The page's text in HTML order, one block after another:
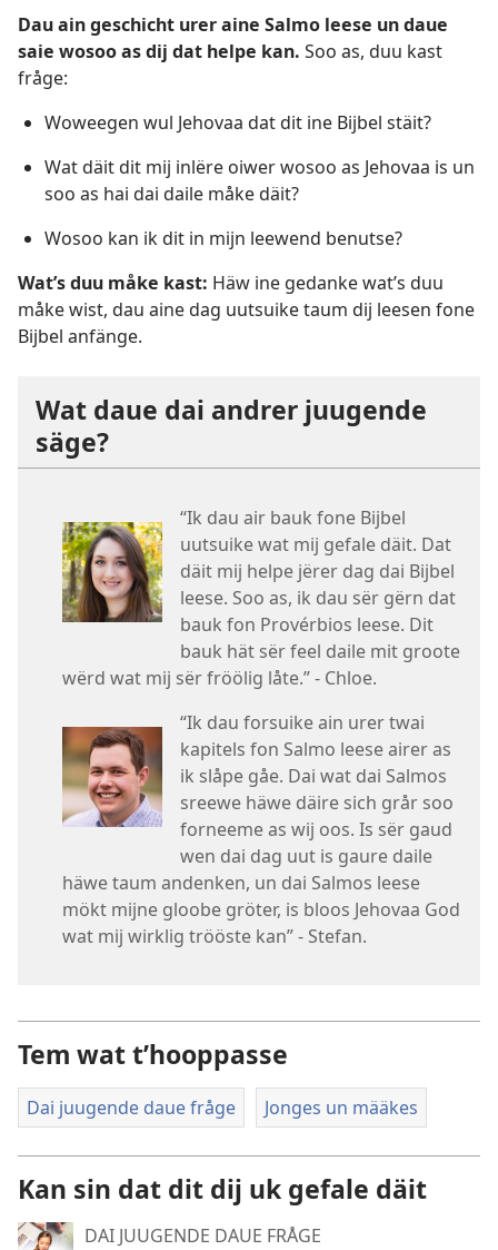
Dau ain geschicht urer aine Salmo leese un daue
saie wosoo as dij dat helpe kan. Soo as, duu kast
fråge:
Woweegen wul Jehovaa dat dit ine Bijbel stäit?
Wat däit dit mij inlëre oiwer wosoo as Jehovaa is un
soo as hai dai daile måke däit?
Wosoo kan ik dit in mijn leewend benutse?
Wat’s duu måke kast: Häw ine gedanke wat’s duu
måke wist, dau aine dag uutsuike taum dij leesen fone
Bijbel anfänge.
Wat daue dai andrer juugende
säge?
“Ik dau air bauk fone Bijbel
uutsuike wat mij gefale däit. Dat
däit mij helpe jërer dag dai Bijbel
leese. Soo as, ik dau sër gërn dat
bauk fon Provérbios leese. Dit
bauk hät sër feel daile mit groote
wërd wat mij sër fröölig låte.” - Chloe.
“Ik dau forsuike ain urer twai
kapitels fon Salmo leese airer as
ik slåpe gåe. Dai wat dai Salmos
sreewe häwe däire sich grår soo
forneeme as wij oos. Is sër gaud
wen dai dag uut is gaure daile
häwe taum andenken, un dai Salmos leese
mökt mijne gloobe gröter, is bloos Jehovaa God
wat mij wirklig trööste kan” - Stefan.
Tem wat t’hooppasse
Dai juugende daue fråge Jonges un määkes
Kan sin dat dit dij uk gefale däit
DAI JUUGENDE DAUE FRÅGE